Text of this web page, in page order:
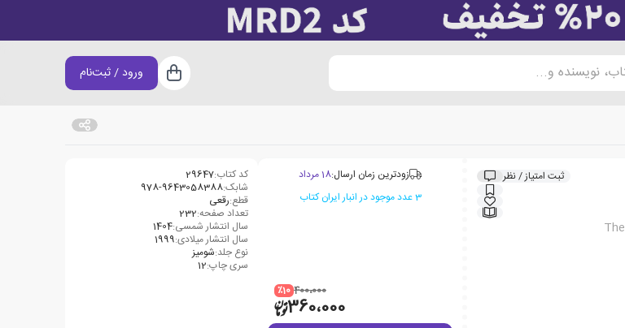
نویسنده و... سبد خرید
ورود / ثبت‌نام
ثبت امتیاز / نظر زودترین زمان ارسال:18 مرداد
3 عدد موجود در انبار ایران کتاب
400،000 ٪10
360،000
کد کتاب:29647
شابک:978-9643058388
قطع:رقعی
تعداد صفحه:232
سال انتشار شمسی:1404
سال انتشار میلادی:1999
نوع جلد:شومیز
سری چاپ:12